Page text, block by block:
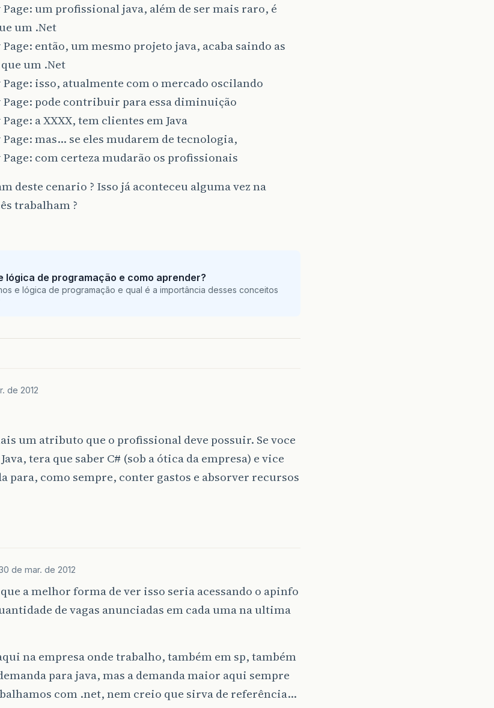
Page: um profissional java, além de ser mais raro, é
um .Net
então, um mesmo projeto java, acaba saindo as
um .Net
Page: isso, atualmente com o mercado oscilando
Page: pode contribuir para essa diminuição
a XXXX, tem clientes em Java
mas… se eles mudarem de tecnologia,
Page: com certeza mudarão os profissionais
deste cenario ? Isso já aconteceu alguma vez na
trabalham ?
lógica de programação e como aprender?
e lógica de programação e qual é a importância desses conceitos
de 2012
um atributo que o profissional deve possuir. Se voce
tera que saber C# (sob a ótica da empresa) e vice
para, como sempre, conter gastos e absorver recursos
de mar. de 2012
a melhor forma de ver isso seria acessando o apinfo
de vagas anunciadas em cada uma na ultima
na empresa onde trabalho, também em sp, também
para java, mas a demanda maior aqui sempre
com .net, nem creio que sirva de referência…